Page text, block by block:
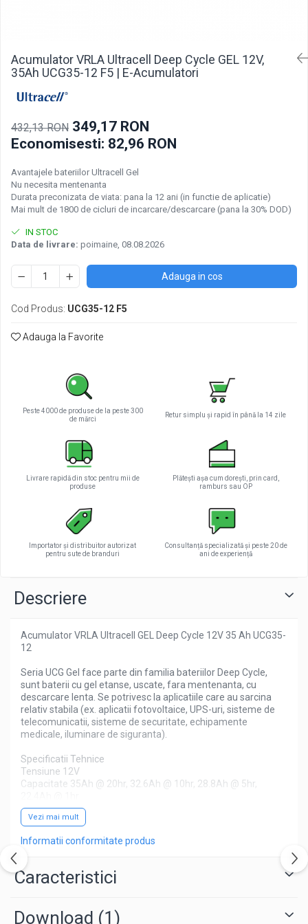
Sisteme prindere panouri
fotovoltaice
Accesorii
Invertoare
Invertoare Hibrid
Invertoare Off-grid
Controlere solare
PWM
Convertoare de tensiune
Sisteme de stocare energie
Sisteme de Stocare Comerciale
Sisteme fotovoltaice de putere
mica (rulota/caravan/case de
vacanta)
Sisteme fotovoltaice profesionale
Pachete sisteme fotovoltaice
Statii de incarcare vehicule electrice
Statii de incarcare
Prize de incarcare vehicule
electrice
Turbine eoliene pentru casă
Acumulatori VRLA AGM/GEL /
Baterii si acumulatori gel si VRLA 6-
12 V
Baterii si acumulatori AGM VRLA de
6-12 V
Acumulatori Moto, ATV
GEL
Li-Ion
SLA AGM (Sealed Lead Acid)
Tractiune
Marine & Caravan
APC
Pachete acumulatori VRLA
Acumulator VRLA Ultracell Deep Cycle GEL 12V,
35Ah UCG35-12 F5 | E-Acumulatori
432,13 RON 349,17 RON
Economisesti: 82,96 RON
Avantajele bateriilor Ultracell Gel
Nu necesita mentenanta
Durata preconizata de viata: pana la 12 ani (in functie de aplicatie)
Mai mult de 1800 de cicluri de incarcare/descarcare (pana la 30% DOD)
IN STOC
Data de livrare: poimaine, 08.08.2026
Adauga in cos
Cod Produs: UCG35-12 F5
Adauga la Favorite
Peste 4000 de produse de la peste 300
de mărci
Retur simplu și rapid în până la 14 zile
Livrare rapidă din stoc pentru mii de
produse
Plătești așa cum dorești, prin card,
ramburs sau OP
Importator și distribuitor autorizat
pentru sute de branduri
Consultanță specializată și peste 20 de
ani de experiență
Descriere
Acumulator VRLA Ultracell GEL Deep Cycle 12V 35 Ah UCG35-
12
Seria UCG Gel face parte din familia bateriilor Deep Cycle,
sunt baterii cu gel etanse, uscate, fara mentenanta, cu
descarcare lenta. Se potrivesc la aplicatiile care au sarcina
relativ stabila (ex. aplicatii fotovoltaice, UPS-uri, sisteme de
telecomunicatii, sisteme de securitate, echipamente
medicale, iluminare de siguranta).
Specificatii Tehnice
Tensiune 12V
Capacitate 35Ah @ 20hr, 32.6Ah @ 10hr, 28.8Ah @ 5hr,
Electrolit: H2SO4 GEL
Curent de descarcare maxim: 420A (5s)
Rezistenta interna: Approx 12mΩ
Temperatura de incarcare: 0°C si 40°C
Temperatura de descarcare: -15°C la 50°C.
Latime 130 mm
Vezi mai mult
Informatii conformitate produs
Caracteristici
Download (1)